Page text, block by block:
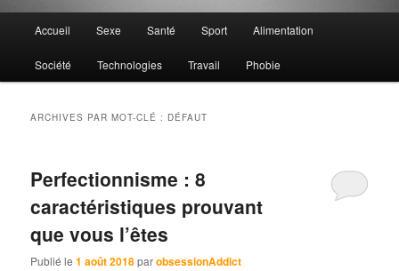
principal
Accueil Sexe Santé Sport Alimentation
Société Technologies Travail Phobie
ARCHIVES PAR MOT-CLÉ : DÉFAUT
Perfectionnisme : 8
caractéristiques prouvant
que vous l’êtes
Publié le1 août 2018parobsessionAddict